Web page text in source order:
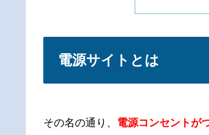
電源サイトとは
その名の通り、 電源コンセントが